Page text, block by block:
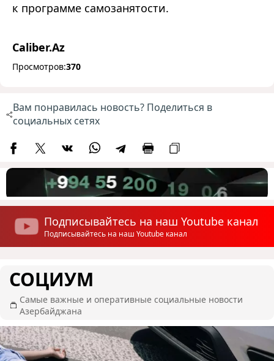
к программе самозанятости.
Caliber.Az
Просмотров:370
Вам понравилась новость? Поделиться в
социальных сетях
Подписывайтесь на наш Youtube канал
Подписывайтесь на наш Youtube канал
СОЦИУМ
Самые важные и оперативные социальные новости
Азербайджана